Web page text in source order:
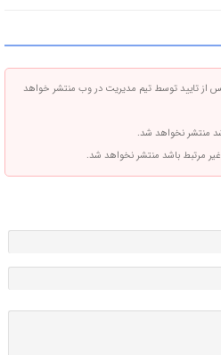
از تایید توسط تیم مدیریت در وب منتشر خواهد
منتشر نخواهد شد.
غیر مرتبط باشد منتشر نخواهد شد.